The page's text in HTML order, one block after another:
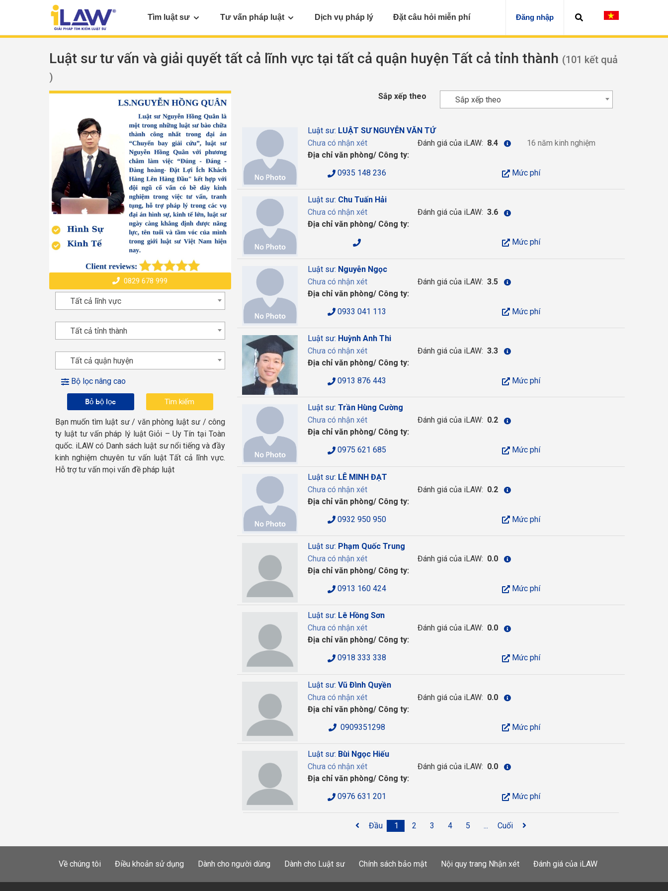
Tìm luật sư Tư vấn pháp luật Dịch vụ pháp lý Đặt câu hỏi miễn phí Đăng nhập
Luật sư tư vấn và giải quyết tất cả lĩnh vực tại tất cả quận huyện Tất cả tỉnh thành (101 kết quả
)
Sắp xếp theo Sắp xếp theo
0829 678 999
Tất cả lĩnh vực
Tất cả tỉnh thành
Tất cả quận huyện
Bộ lọc nâng cao
Bỏ bộ lọc
Bạn muốn tìm luật sư / văn phòng luật sư / công
ty luật tư vấn pháp lý luật Giỏi – Uy Tín tại Toàn
quốc. iLAW có Danh sách luật sư nổi tiếng và đầy
kinh nghiệm chuyên tư vấn luật Tất cả lĩnh vực.
Hỗ trợ tư vấn mọi vấn đề pháp luật
Luật sư: LUẬT SƯ NGUYỄN VĂN TỨ
Chưa có nhận xét
Đánh giá của iLAW: 8.4
16 năm kinh nghiệm
Địa chỉ văn phòng/ Công ty:
0935 148 236
Mức phí
Luật sư: Chu Tuấn Hải
Chưa có nhận xét
Đánh giá của iLAW: 3.6
Địa chỉ văn phòng/ Công ty:
Mức phí
Luật sư: Nguyễn Ngọc
Chưa có nhận xét
Đánh giá của iLAW: 3.5
Địa chỉ văn phòng/ Công ty:
0933 041 113
Mức phí
Luật sư: Huỳnh Anh Thi
Chưa có nhận xét
Đánh giá của iLAW: 3.3
Địa chỉ văn phòng/ Công ty:
0913 876 443
Mức phí
Luật sư: Trần Hùng Cường
Chưa có nhận xét
Đánh giá của iLAW: 0.2
Địa chỉ văn phòng/ Công ty:
0975 621 685
Mức phí
Luật sư: LÊ MINH ĐẠT
Chưa có nhận xét
Đánh giá của iLAW: 0.2
Địa chỉ văn phòng/ Công ty:
0932 950 950
Mức phí
Luật sư: Phạm Quốc Trung
Chưa có nhận xét
Đánh giá của iLAW: 0.0
Địa chỉ văn phòng/ Công ty:
0913 160 424
Mức phí
Luật sư: Lê Hồng Sơn
Chưa có nhận xét
Đánh giá của iLAW: 0.0
Địa chỉ văn phòng/ Công ty:
0918 333 338
Mức phí
Luật sư: Vũ Đình Quyền
Chưa có nhận xét
Đánh giá của iLAW: 0.0
Địa chỉ văn phòng/ Công ty:
0909351298
Mức phí
Luật sư: Bùi Ngọc Hiếu
Chưa có nhận xét
Đánh giá của iLAW: 0.0
Địa chỉ văn phòng/ Công ty:
0976 631 201
Mức phí
Đầu 1 2 3 4 5 ... Cuối
Về chúng tôi Điều khoản sử dụng Dành cho người dùng Dành cho Luật sư Chính sách bảo mật Nội quy trang Nhận xét Đánh giá của iLAW